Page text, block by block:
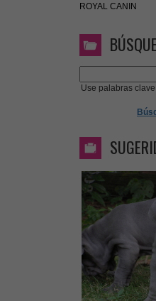
ROYAL CANIN
Use palabras